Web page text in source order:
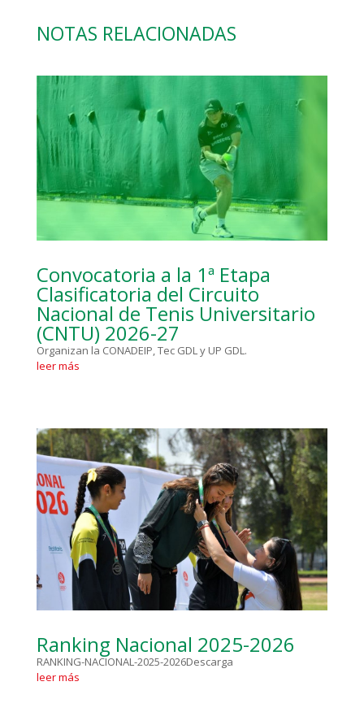
NOTAS RELACIONADAS
Convocatoria a la 1ª Etapa
Clasificatoria del Circuito
Nacional de Tenis Universitario
(CNTU) 2026-27
Organizan la CONADEIP, Tec GDL y UP GDL.
leer más
Ranking Nacional 2025-2026
RANKING-NACIONAL-2025-2026Descarga
leer más